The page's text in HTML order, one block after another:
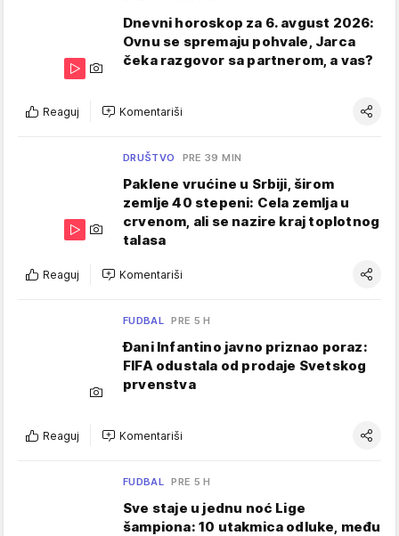
Dnevni horoskop za 6. avgust 2026:
Ovnu se spremaju pohvale, Jarca
čeka razgovor sa partnerom, a vas?
Reaguj Komentariši
DRUŠTVO PRE 39 MIN
Paklene vrućine u Srbiji, širom
zemlje 40 stepeni: Cela zemlja u
crvenom, ali se nazire kraj toplotnog
talasa
Reaguj Komentariši
FUDBAL PRE 5 H
Đani Infantino javno priznao poraz:
FIFA odustala od prodaje Svetskog
prvenstva
Reaguj Komentariši
FUDBAL PRE 5 H
Sve staje u jednu noć Lige
šampiona: 10 utakmica odluke, među